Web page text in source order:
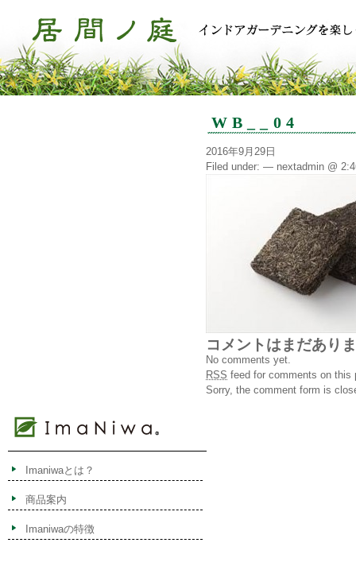
WB__04
2016年9月29日
Filed under: — nextadmin @
コメントはまだあり
No comments yet.
RSS feed for comments on this
Sorry, the comment form is
Imaniwaとは？
商品案内
Imaniwaの特徴